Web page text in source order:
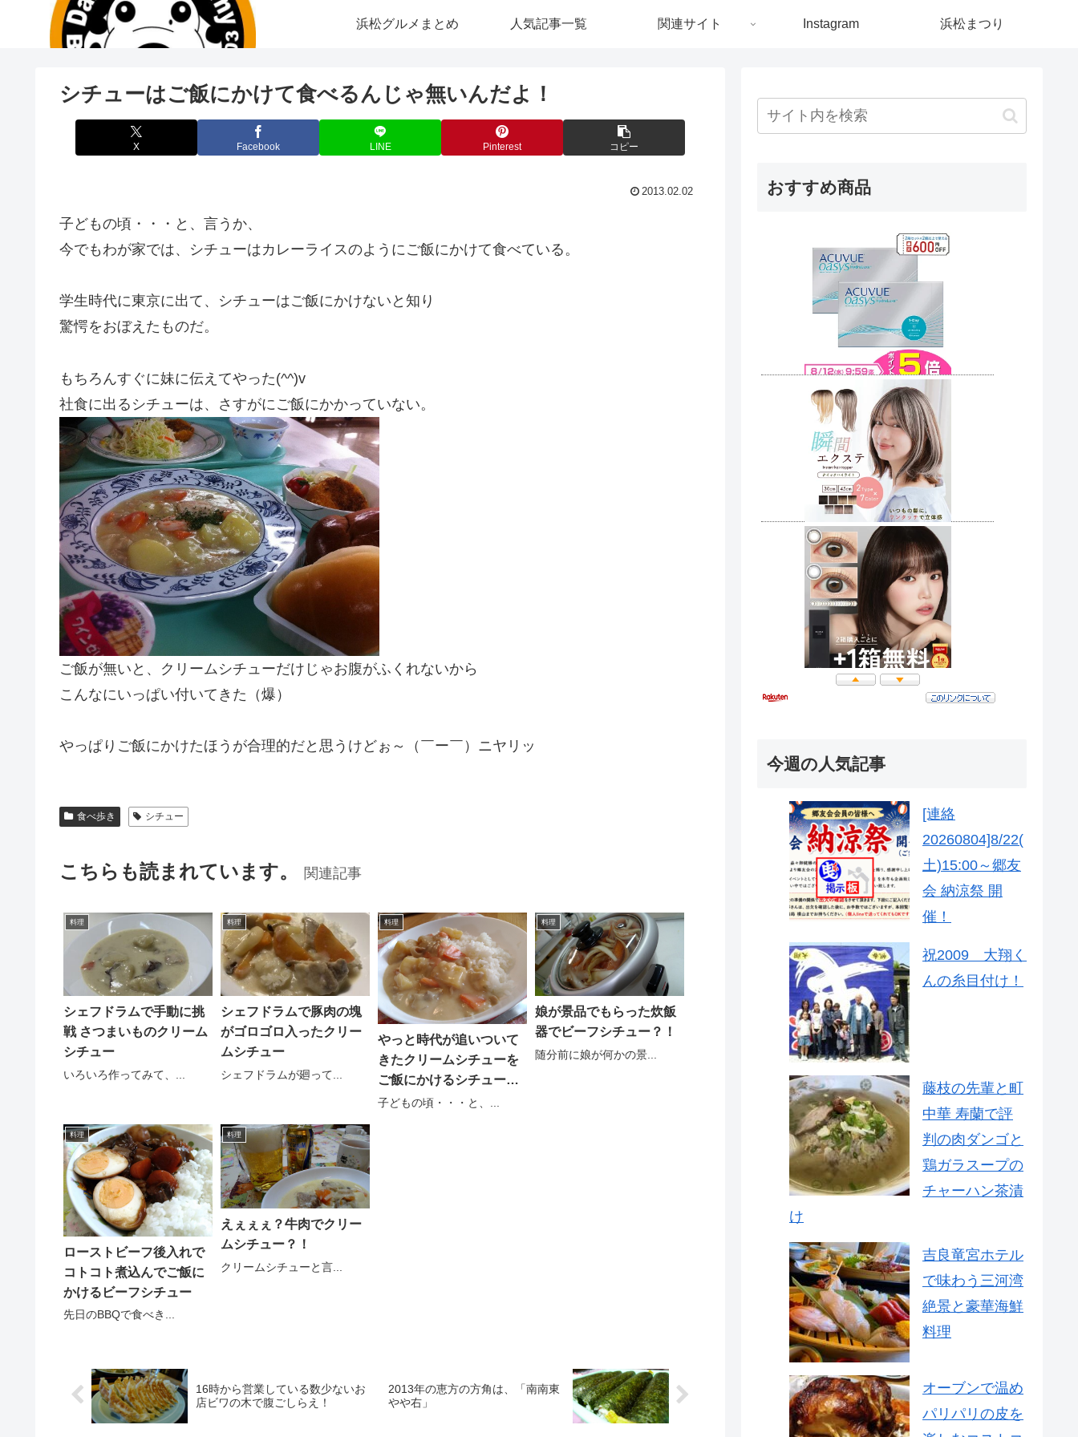
浜松グルメまとめ 人気記事一覧 関連サイト Instagram 浜松まつり
シチューはご飯にかけて食べるんじゃ無いんだよ！
X Facebook LINE Pinterest コピー
2013.02.02
子どもの頃・・・と、言うか、
今でもわが家では、シチューはカレーライスのようにご飯にかけて食べている。
学生時代に東京に出て、シチューはご飯にかけないと知り
驚愕をおぼえたものだ。
もちろんすぐに妹に伝えてやった(^^)v
社食に出るシチューは、さすがにご飯にかかっていない。
ご飯が無いと、クリームシチューだけじゃお腹がふくれないから
こんなにいっぱい付いてきた（爆）
やっぱりご飯にかけたほうが合理的だと思うけどぉ～（￣ー￣）ニヤリッ
食べ歩き シチュー
こちらも読まれています。 関連記事
料理
シェフドラムで手動に挑
戦 さつまいものクリーム
シチュー
いろいろ作ってみて、...
料理
シェフドラムで豚肉の塊
がゴロゴロ入ったクリー
ムシチュー
シェフドラムが廻って...
料理
やっと時代が追いついて
きたクリームシチューを
ご飯にかけるシチューオ
ンライス
子どもの頃・・・と、...
料理
娘が景品でもらった炊飯
器でビーフシチュー？！
随分前に娘が何かの景...
料理
ローストビーフ後入れで
コトコト煮込んでご飯に
かけるビーフシチュー
先日のBBQで食べき...
料理
えぇぇぇ？牛肉でクリー
ムシチュー？！
クリームシチューと言...
16時から営業している数少ないお
店ビワの木で腹ごしらえ！
2013年の恵方の方角は、「南南東
やや右」
おすすめ商品
今週の人気記事
[連絡
20260804]8/22(
土)15:00～郷友
会 納涼祭 開
催！
祝2009 大翔く
んの糸目付け！
藤枝の先輩と町
中華 寿蘭で評
判の肉ダンゴと
鶏ガラスープの
チャーハン茶漬
け
吉良竜宮ホテル
で味わう三河湾
絶景と豪華海鮮
料理
オーブンで温め
パリパリの皮を